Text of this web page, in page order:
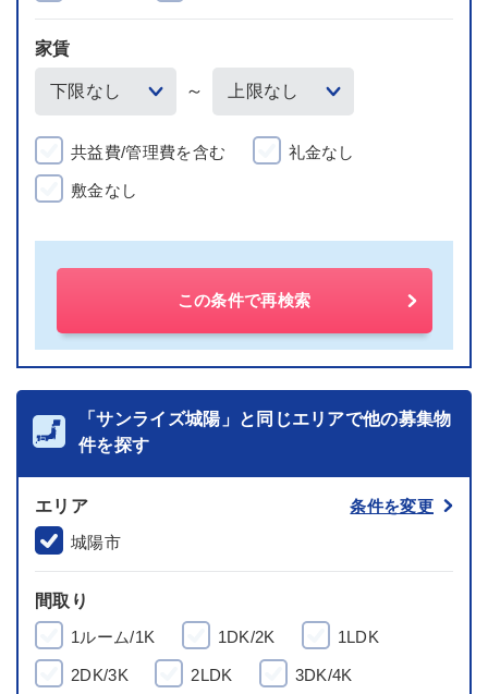
家賃
～
共益費/管理費を含む 礼金なし
敷金なし
この条件で再検索
「サンライズ城陽」と同じエリアで他の募集物
件を探す
エリア
条件を変更
城陽市
間取り
1ルーム/1K
1DK/2K 1LDK
2DK/3K 2LDK 3DK/4K